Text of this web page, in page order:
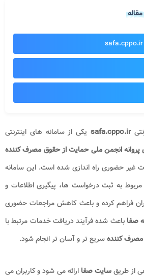
safa.cppo.ir
یکی از سامانه های اینترنتی
انجمن ملی حمایت از حقوق مصرف کننده
غیر حضوری راه اندازی شده است. این سامانه
مربوط به ثبت درخواست ها، پیگیری اطلاعات و
فراهم کرده و باعث کاهش مراجعات حضوری
صفاباعث شده فرآیند دریافت خدمات مرتبط با
کنندهسریع تر و آسان تر انجام شود.
از طریقسایت صفاارائه می شود و کاربران می